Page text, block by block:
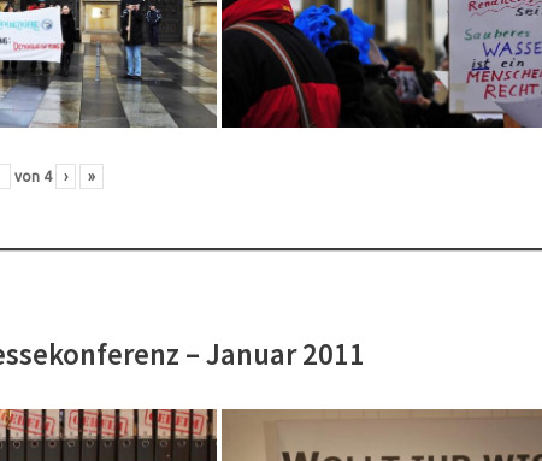
von 4 › »
– Januar 2011